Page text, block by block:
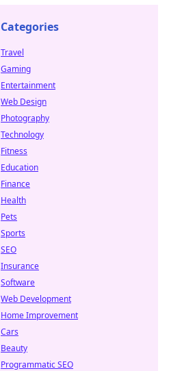
Categories
Travel
Gaming
Entertainment
Web Design
Photography
Technology
Fitness
Education
Finance
Health
Pets
Sports
SEO
Insurance
Software
Web Development
Home Improvement
Cars
Beauty
Programmatic SEO